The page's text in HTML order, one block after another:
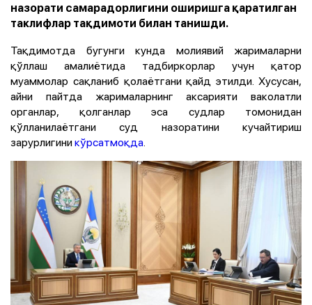
назорати самарадорлигини оширишга қаратилган
таклифлар тақдимоти билан танишди.
Тақдимотда бугунги кунда молиявий жарималарни
қўллаш амалиётида тадбиркорлар учун қатор
муаммолар сақланиб қолаётгани қайд этилди. Хусусан,
айни пайтда жарималарнинг аксарияти ваколатли
органлар, қолганлар эса судлар томонидан
қўлланилаётгани суд назоратини кучайтириш
зарурлигиникўрсатмоқда.